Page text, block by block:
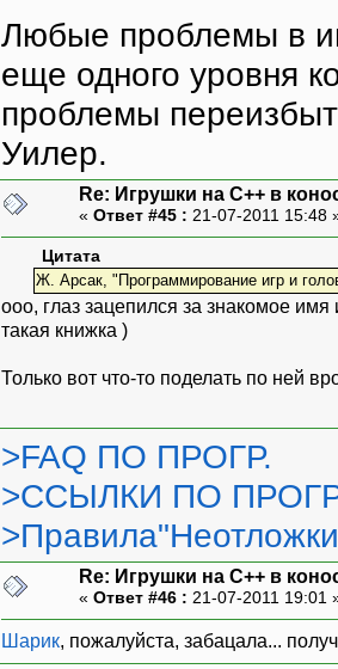
Любые проблемы в
еще одного уровня
проблемы
Уилер.
Re: Игрушки на С++ в
« Ответ #45 : 21-07-2011 15:48
Цитата
Ж. Арсак, "Программирование игр и
ооо, глаз зацепился за знакомое
такая книжка )
Только вот что-то поделать по ней
>FAQ ПО ПРОГР.
>ССЫЛКИ ПО
Re: Игрушки на С++ в
« Ответ #46 : 21-07-2011 19:01
Шарик, пожалуйста, забацала...